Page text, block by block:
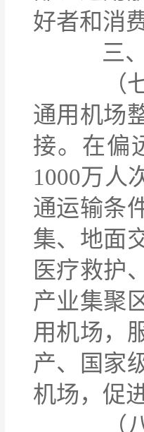
好者和消
三、加
（七）
通用机场
接。在偏
1000万人
通运输条
集、地面
医疗救护
产业集聚
用机场，
产、国家
机场，促
（八）